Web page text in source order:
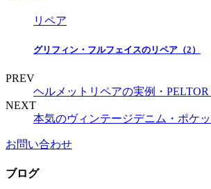
リペア
グリフィン・フルフェイスのリペア（2）
PREV
ヘルメットリペアの実例・PELTOR
NEXT
本気のヴィンテージデニム・ポケッ
お問い合わせ
ブログ